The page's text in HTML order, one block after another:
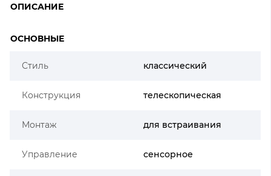
ОПИСАНИЕ
ОСНОВНЫЕ
Стиль классический
Конструкция телескопическая
Монтаж для встраивания
Управление сенсорное